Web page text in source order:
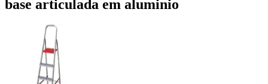
base articulada em aluminio